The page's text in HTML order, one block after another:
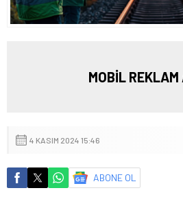
MOBİL
4 KASIM 2024 15:46
ABONE OL